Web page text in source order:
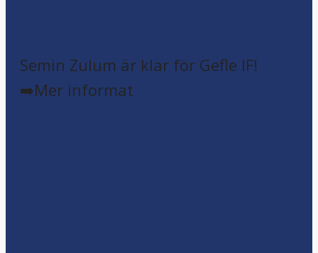
Semin Zulum är klar för Gefle IF!
➡️Mer informat